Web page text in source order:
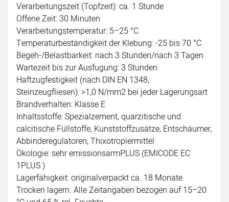
Verarbeitungszeit (Topfzeit): ca. 1 Stunde
Offene Zeit: 30 Minuten
Verarbeitungstemperatur: 5–25 °C
Temperaturbeständigkeit der Klebung: -25 bis 70 °C
Begeh-/Belastbarkeit: nach 3 Stunden/nach 3 Tagen
Wartezeit bis zur Ausfugung: 3 Stunden
Haftzugfestigkeit (nach DIN EN 1348,
Steinzeugfliesen): >1,0 N/mm2 bei jeder Lagerungsart
Brandverhalten: Klasse E
Inhaltsstoffe: Spezialzement, quarzitische und
calcitische Füllstoffe, Kunststoffzusätze, Entschäumer,
Abbinderegulatoren, Thixotropiermittel
Ökologie: sehr emissionsarmPLUS (EMICODE EC
1PLUS )
Lagerfähigkeit: originalverpackt ca. 18 Monate.
Trocken lagern. Alle Zeitangaben bezogen auf 15–20